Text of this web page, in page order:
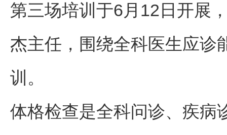
第三场培训于6月12日开展
杰主任，围绕全科医生应诊
训。
体格检查是全科问诊、疾病